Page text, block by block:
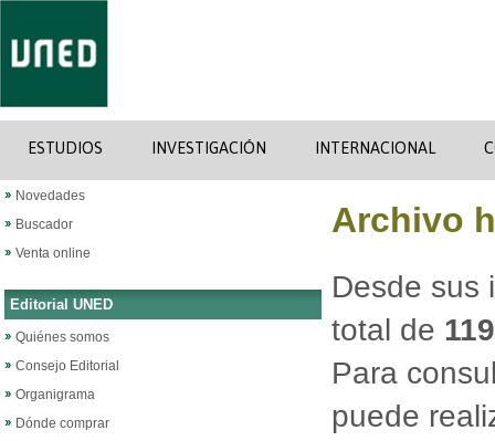
ESTUDIOS INVESTIGACIÓN INTERNACIONAL
Novedades
Buscador
Venta online
Editorial UNED
Quiénes somos
Consejo Editorial
Organigrama
Dónde comprar
Archivo
Desde sus
total de
Para
puede